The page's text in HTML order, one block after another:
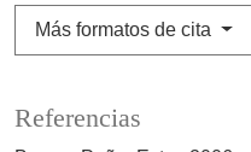
Más formatos de cita
Referencias